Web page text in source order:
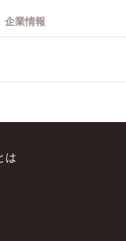
企業情報
は